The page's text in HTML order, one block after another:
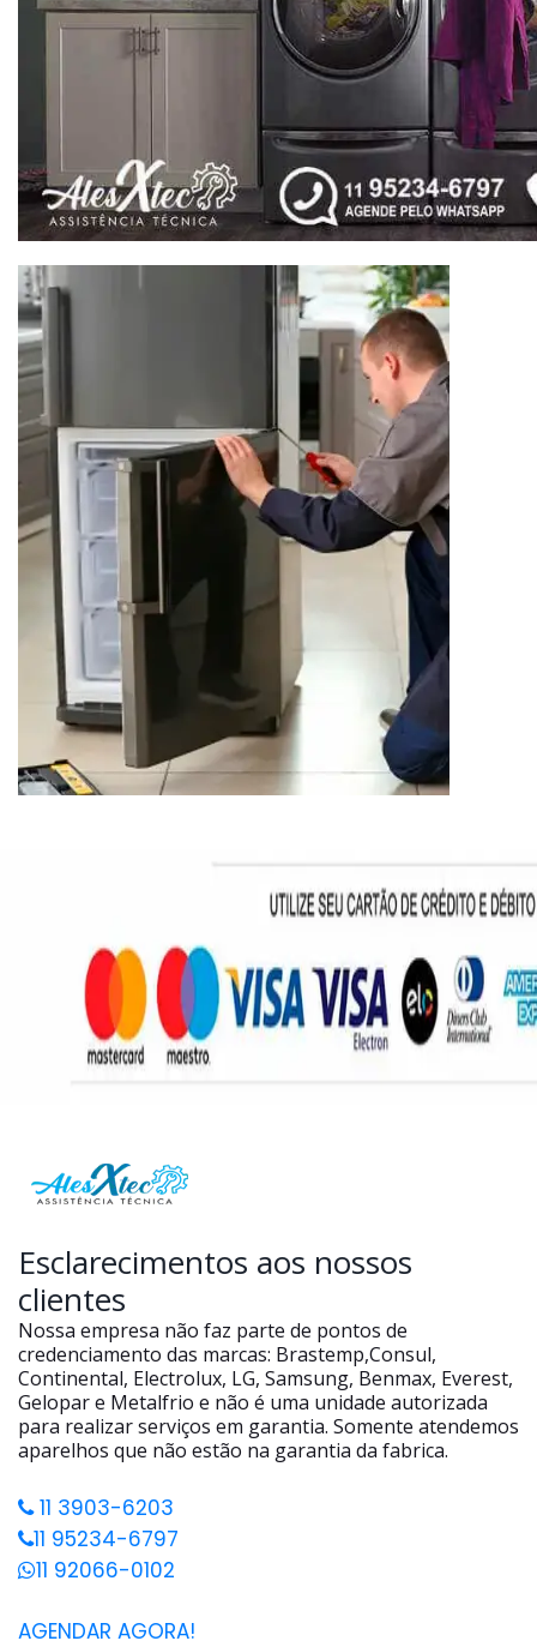
Esclarecimentos aos nossos
clientes
Nossa empresa não faz parte de pontos de
credenciamento das marcas: Brastemp,Consul,
Continental, Electrolux, LG, Samsung, Benmax, Everest,
Gelopar e Metalfrio e não é uma unidade autorizada
para realizar serviços em garantia. Somente atendemos
aparelhos que não estão na garantia da fabrica.
11 3903-6203
11 95234-6797
11 92066-0102
AGENDAR AGORA!